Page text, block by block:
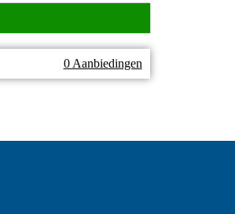
0 Aanbiedingen